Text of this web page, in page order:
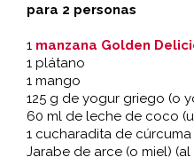
para 2 personas
1 manzana Golden
1 plátano
1 mango
125 g de yogur griego (o
60 ml de leche de coco
1 cucharadita de cúrcuma
Jarabe de arce (o miel)